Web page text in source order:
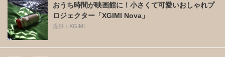
おうち時間が映画館に！小さくて可愛いおしゃれプ
ロジェクター「XGIMI Nova」
提供：XGIMI